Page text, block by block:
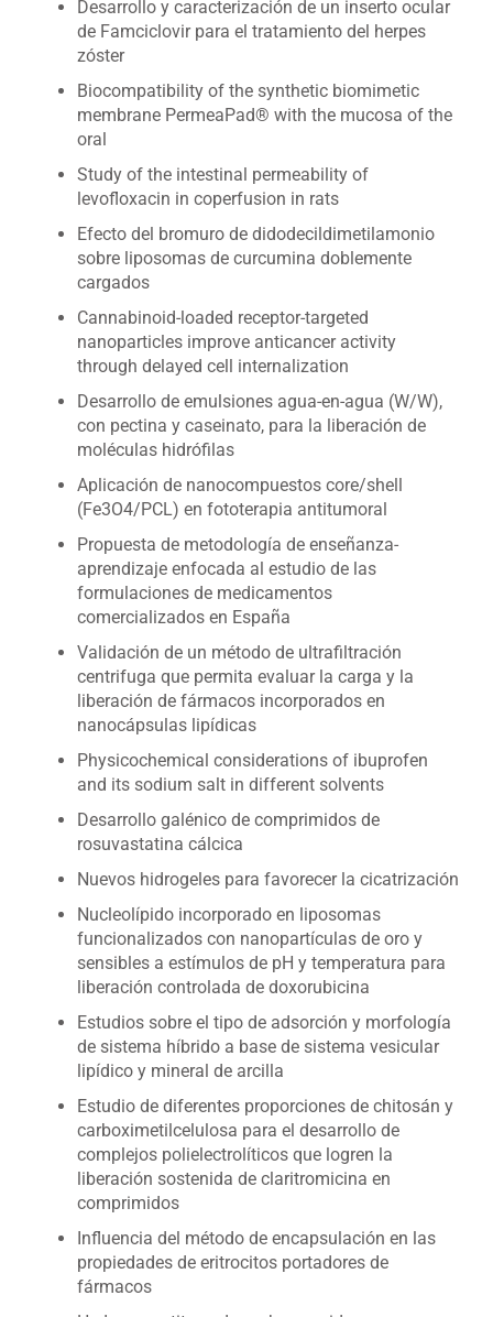
Desarrollo y caracterización de un inserto ocular
de Famciclovir para el tratamiento del herpes
zóster
Biocompatibility of the synthetic biomimetic
membrane PermeaPad® with the mucosa of the
oral
Study of the intestinal permeability of
levofloxacin in coperfusion in rats
Efecto del bromuro de didodecildimetilamonio
sobre liposomas de curcumina doblemente
cargados
Cannabinoid-loaded receptor-targeted
nanoparticles improve anticancer activity
through delayed cell internalization
Desarrollo de emulsiones agua-en-agua (W/W),
con pectina y caseinato, para la liberación de
moléculas hidrófilas
Aplicación de nanocompuestos core/shell
(Fe3O4/PCL) en fototerapia antitumoral
Propuesta de metodología de enseñanza-
aprendizaje enfocada al estudio de las
formulaciones de medicamentos
comercializados en España
Validación de un método de ultrafiltración
centrifuga que permita evaluar la carga y la
liberación de fármacos incorporados en
nanocápsulas lipídicas
Physicochemical considerations of ibuprofen
and its sodium salt in different solvents
Desarrollo galénico de comprimidos de
rosuvastatina cálcica
Nuevos hidrogeles para favorecer la cicatrización
Nucleolípido incorporado en liposomas
funcionalizados con nanopartículas de oro y
sensibles a estímulos de pH y temperatura para
liberación controlada de doxorubicina
Estudios sobre el tipo de adsorción y morfología
de sistema híbrido a base de sistema vesicular
lipídico y mineral de arcilla
Estudio de diferentes proporciones de chitosán y
carboximetilcelulosa para el desarrollo de
complejos polielectrolíticos que logren la
liberación sostenida de claritromicina en
comprimidos
Influencia del método de encapsulación en las
propiedades de eritrocitos portadores de
fármacos